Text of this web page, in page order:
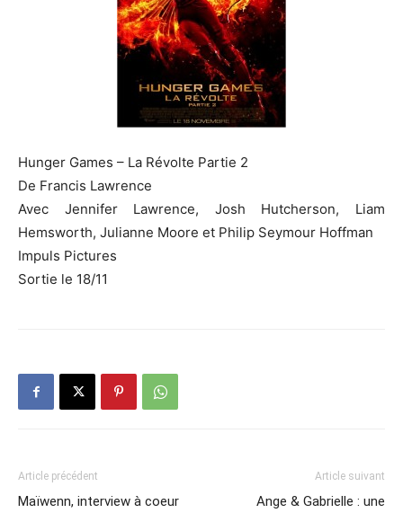
Hunger Games – La Révolte Partie 2
De Francis Lawrence
Avec Jennifer Lawrence, Josh Hutcherson, Liam
Hemsworth, Julianne Moore et Philip Seymour Hoffman
Impuls Pictures
Sortie le 18/11
Article précédent
Maïwenn, interview à coeur
Article suivant
Ange & Gabrielle : une